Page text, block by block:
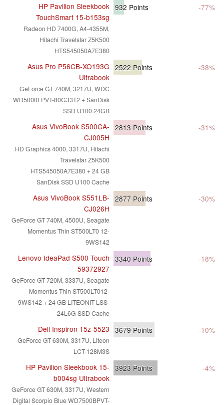
HP Pavilion Sleekbook
TouchSmart 15-b153sg
Radeon HD 7400G, A4-4355M,
Hitachi Travelstar Z5K500
HTS545050A7E380
932 Points -77%
Asus Pro P56CB-XO193G
Ultrabook
GeForce GT 740M, 3217U, WDC
WD5000LPVT-80G33T2 + SanDisk
SSD U100 24GB
2522 Points -38%
Asus VivoBook S500CA-
CJ005H
HD Graphics 4000, 3317U, Hitachi
Travelstar Z5K500
HTS545050A7E380 + 24 GB
SanDisk SSD U100 Cache
2813 Points -31%
Asus VivoBook S551LB-
CJ026H
GeForce GT 740M, 4500U, Seagate
Momentus Thin ST500LT0 12-
9WS142
2877 Points -30%
Lenovo IdeaPad S500 Touch
59372927
GeForce GT 720M, 3337U, Seagate
Momentus Thin ST500LT012-
9WS142 + 24 GB LITEONIT LSS-
24L6G SSD Cache
3340 Points -18%
Dell Inspiron 15z-5523
GeForce GT 630M, 3317U, Liteon
LCT-128M3S
3679 Points -10%
HP Pavilion Sleekbook 15-
b004sg Ultrabook
GeForce GT 630M, 3317U, Western
Digital Scorpio Blue WD7500BPVT-
3923 Points -4%